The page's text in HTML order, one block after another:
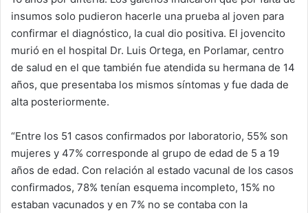
insumos solo pudieron hacerle una prueba al joven para
confirmar el diagnóstico, la cual dio positiva. El jovencito
murió en el hospital Dr. Luis Ortega, en Porlamar, centro
de salud en el que también fue atendida su hermana de 14
años, que presentaba los mismos síntomas y fue dada de
alta posteriormente.
“Entre los 51 casos confirmados por laboratorio, 55% son
mujeres y 47% corresponde al grupo de edad de 5 a 19
años de edad. Con relación al estado vacunal de los casos
confirmados, 78% tenían esquema incompleto, 15% no
estaban vacunados y en 7% no se contaba con la